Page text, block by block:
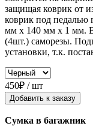
защищая коврик от
коврик под педалью
мм x 140 мм x 1 мм.
(4шт.) саморезы.
установки, т.к.
450₽ / шт
Добавить к заказу
Сумка в багажник